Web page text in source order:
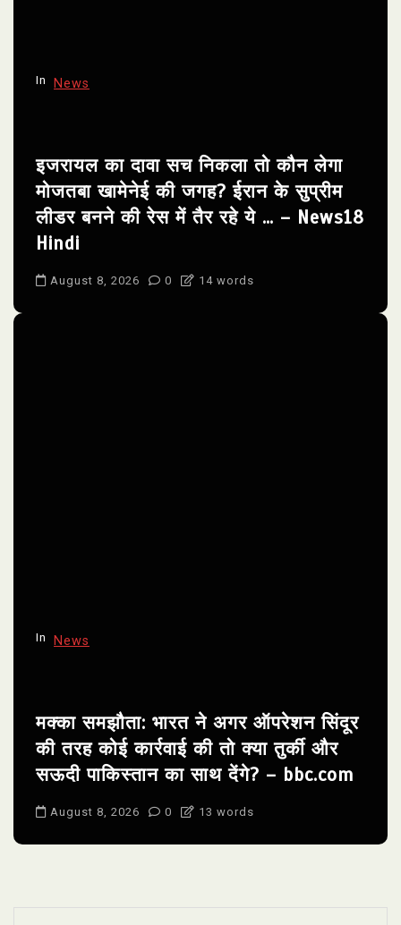
In News
इजरायल का दावा सच निकला तो कौन लेगा
मोजतबा खामेनेई की जगह? ईरान के सुप्रीम
लीडर बनने की रेस में तैर रहे ये … – News18
Hindi
August 8, 2026 0 14 words
In News
मक्का समझौता: भारत ने अगर ऑपरेशन सिंदूर
की तरह कोई कार्रवाई की तो क्या तुर्की और
सऊदी पाकिस्तान का साथ देंगे? – bbc.com
August 8, 2026 0 13 words